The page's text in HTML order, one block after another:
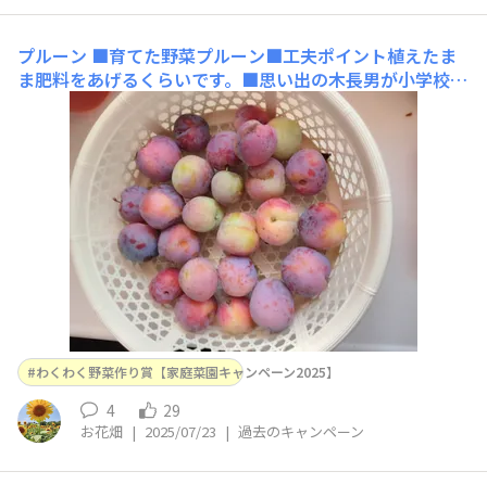
プルーン ■育てた野菜プルーン■工夫ポイント植えたま
ま肥料をあげるくらいです。■思い出の木長男が小学校を
卒業する時の記念樹24年も立つので木が年寄りなので余
りならないですがこれぐらいがちょうどよい数です
わくわく野菜作り賞【家庭菜園キャンペーン2025】
4 29
お花畑 | 2025/07/23 | 過去のキャンペーン